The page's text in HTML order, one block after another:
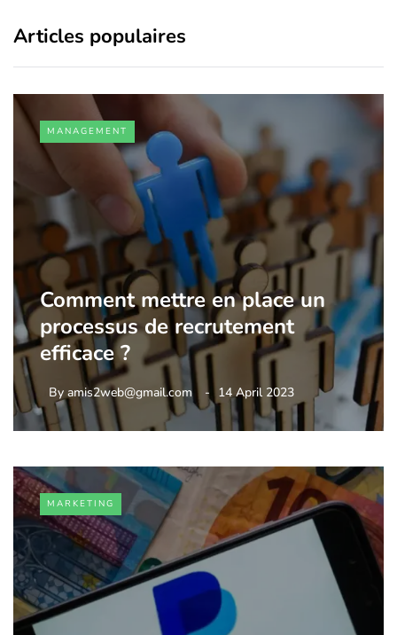
Articles populaires
MANAGEMENT
Comment mettre en place un
processus de recrutement
efficace ?
By amis2web@gmail.com 14 April 2023
MARKETING